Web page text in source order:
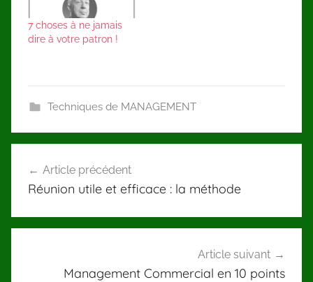
7 choses à ne jamais
dire à votre patron !
Techniques de MANAGEMENT
de
Article précédent
Réunion utile et efficace : la méthode
Article suivant
Management Commercial en 10 points